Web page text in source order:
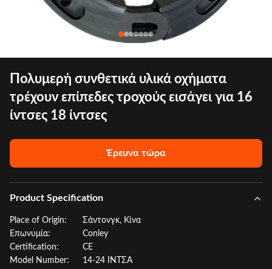
Πολυμερή συνθετικά υλικά οχήματα
τρέχουν επίπεδες τροχούς εισάγει για 16
ίντσες 18 ίντσες
Έρευνα τώρα
Product Specification
Place of Origin:
Σάντονγκ, Κίνα
Επωνυμία:
Conley
Certification:
CE
Model Number:
14-24 ΙΝΤΣΑ